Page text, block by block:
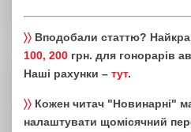
〉〉 Вподобали статтю?
100, 200 грн. для гонорарів
Наші рахунки – тут.
〉〉 Кожен читач "Новинарні"
налаштувати щомісячний